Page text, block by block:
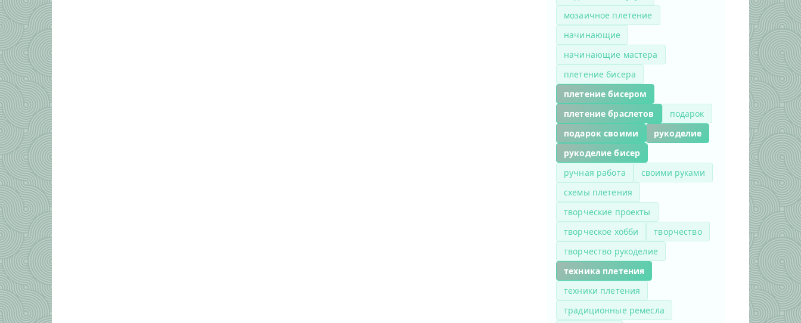
мозаичное плетение
начинающие
начинающие мастера
плетение бисера
плетение бисером
плетение браслетов
подарок
подарок своими
рукоделие
рукоделие бисер
ручная работа
своими руками
схемы плетения
творческие проекты
творческое хобби
творчество
творчество рукоделие
техника плетения
техники плетения
традиционные ремесла